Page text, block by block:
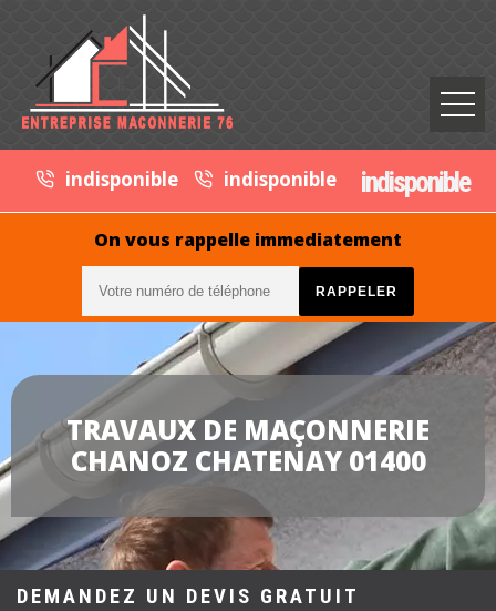
indisponible indisponible indisponible
On vous rappelle immediatement
TRAVAUX DE MAÇONNERIE
CHANOZ CHATENAY 01400
DEMANDEZ UN DEVIS GRATUIT